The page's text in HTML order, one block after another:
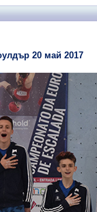
20 май 2017